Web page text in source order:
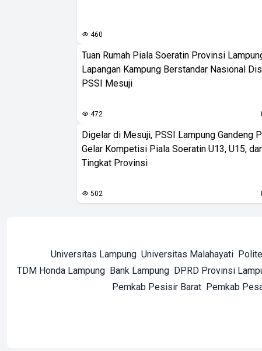
460
Tuan Rumah Piala Soeratin Provinsi
Lapangan Kampung Berstandar Nasional
PSSI Mesuji
472
Digelar di Mesuji, PSSI Lampung Gandeng
Gelar Kompetisi Piala Soeratin U13, U15,
Tingkat Provinsi
502
Universitas Lampung Universitas Malahayati
TDM Honda Lampung Bank Lampung DPRD Provinsi
Pemkab Pesisir Barat Pemkab